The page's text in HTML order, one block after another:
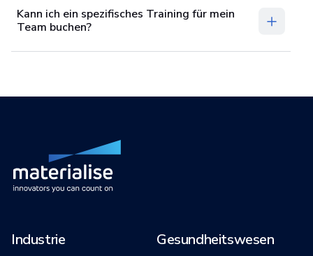
Kann ich ein spezifisches Training für mein
Team buchen?
Industrie Gesundheitswesen